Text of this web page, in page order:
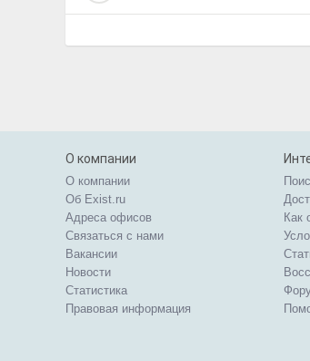
О компании
О компании
Об Exist.ru
Адреса офисов
Связаться с нами
Вакансии
Новости
Статистика
Правовая информация
Как